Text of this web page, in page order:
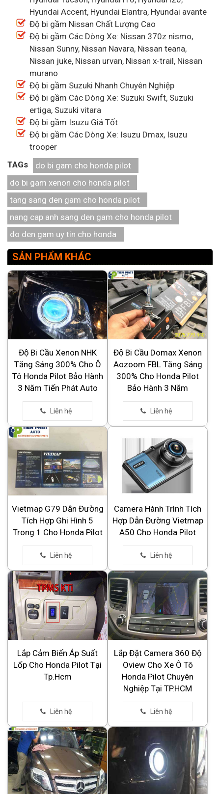
Hyundai Accent, Hyundai Elantra, Hyundai avante
Độ bi gầm Nissan Chất Lượng Cao
Độ bi gầm Các Dòng Xe: Nissan 370z nismo,
Nissan Sunny, Nissan Navara, Nissan teana,
Nissan juke, Nissan urvan, Nissan x-trail, Nissan
murano
Độ bi gầm Suzuki Nhanh Chuyên Nghiệp
Độ bi gầm Các Dòng Xe: Suzuki Swift, Suzuki
ertiga, Suzuki vitara
Độ bi gầm Isuzu Giá Tốt
Độ bi gầm Các Dòng Xe: Isuzu Dmax, Isuzu
trooper
TAGs
do bi gam cho honda pilot
do bi gam xenon cho honda pilot
tang sang den gam cho honda pilot
nang cap anh sang den gam cho honda pilot
do den gam uy tin cho honda
SẢN PHẨM KHÁC
Độ Bi Cầu Xenon NHK
Tăng Sáng 300% Cho Ô
Tô Honda Pilot Bảo Hành
3 Năm Tiến Phát Auto
Độ Bi Cầu Domax Xenon
Aozoom FBL Tăng Sáng
300% Cho Honda Pilot
Bảo Hành 3 Năm
Vietmap G79 Dẫn Đường
Tích Hợp Ghi Hình 5
Trong 1 Cho Honda Pilot
Camera Hành Trình Tích
Hợp Dẫn Đường Vietmap
A50 Cho Honda Pilot
Lắp Cảm Biến Áp Suất
Lốp Cho Honda Pilot Tại
Tp.Hcm
Lắp Đặt Camera 360 Độ
Oview Cho Xe Ô Tô
Honda Pilot Chuyên
Nghiệp Tại TP.HCM